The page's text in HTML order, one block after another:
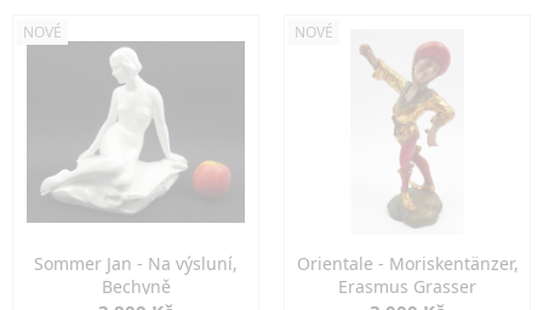
NOVÉ
Sommer Jan - Na výsluní,
Bechyně
NOVÉ
Orientale - Moriskentänzer,
Erasmus Grasser